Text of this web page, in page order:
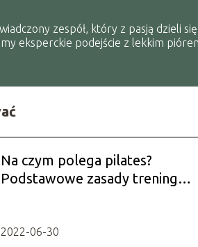
zespół, który z pasją dzieli
eksperckie podejście z lekkim
Na czym polega pilates?
Podstawowe zasady treningu
2022-06-30